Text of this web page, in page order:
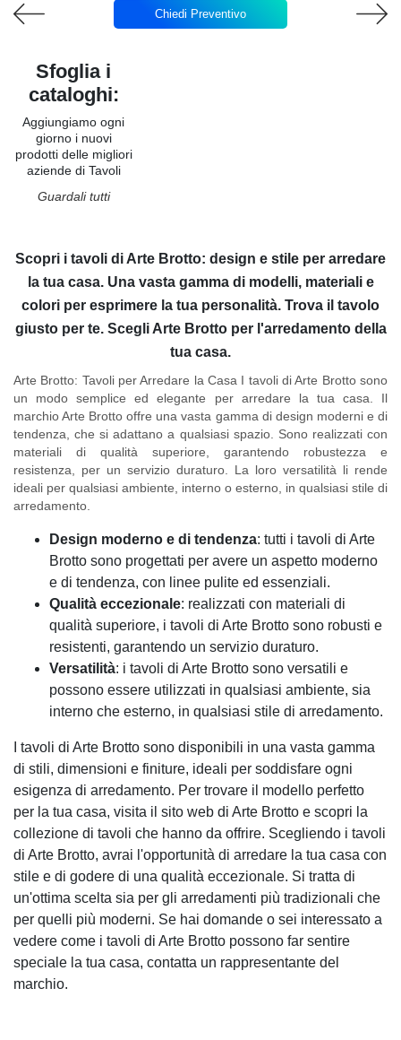
Chiedi Preventivo
Scopri i tavoli di Arte Brotto: design e stile per arredare
la tua casa. Una vasta gamma di modelli, materiali e
colori per esprimere la tua personalità. Trova il tavolo
giusto per te. Scegli Arte Brotto per l'arredamento della
tua casa.
Arte Brotto: Tavoli per Arredare la Casa I tavoli di Arte Brotto sono
un modo semplice ed elegante per arredare la tua casa. Il
marchio Arte Brotto offre una vasta gamma di design moderni e di
tendenza, che si adattano a qualsiasi spazio. Sono realizzati con
materiali di qualità superiore, garantendo robustezza e
resistenza, per un servizio duraturo. La loro versatilità li rende
ideali per qualsiasi ambiente, interno o esterno, in qualsiasi stile di
arredamento.
Design moderno e di tendenza: tutti i tavoli di Arte
Brotto sono progettati per avere un aspetto moderno
e di tendenza, con linee pulite ed essenziali.
Qualità eccezionale: realizzati con materiali di
qualità superiore, i tavoli di Arte Brotto sono robusti e
resistenti, garantendo un servizio duraturo.
Versatilità: i tavoli di Arte Brotto sono versatili e
possono essere utilizzati in qualsiasi ambiente, sia
interno che esterno, in qualsiasi stile di arredamento.
I tavoli di Arte Brotto sono disponibili in una vasta gamma
di stili, dimensioni e finiture, ideali per soddisfare ogni
esigenza di arredamento. Per trovare il modello perfetto
per la tua casa, visita il sito web di Arte Brotto e scopri la
collezione di tavoli che hanno da offrire. Scegliendo i tavoli
di Arte Brotto, avrai l'opportunità di arredare la tua casa con
stile e di godere di una qualità eccezionale. Si tratta di
un'ottima scelta sia per gli arredamenti più tradizionali che
per quelli più moderni. Se hai domande o sei interessato a
vedere come i tavoli di Arte Brotto possono far sentire
speciale la tua casa, contatta un rappresentante del
marchio.
Sfoglia i
cataloghi:
Aggiungiamo ogni
giorno i nuovi
prodotti delle migliori
aziende di Tavoli
Guardali tutti